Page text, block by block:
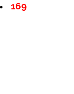
169